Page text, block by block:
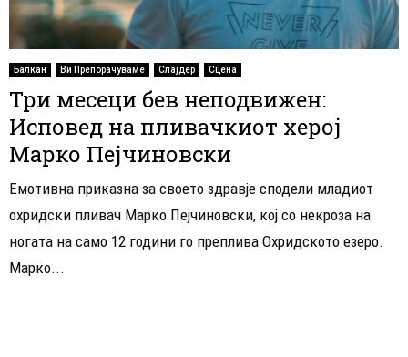
Балкан Ви Препорачуваме Слајдер Сцена
Три месеци бев неподвижен:
Исповед на пливачкиот херој
Марко Пејчиновски
Емотивна приказна за своето здравје сподели младиот
охридски пливач Марко Пејчиновски, кој со некроза на
ногата на само 12 години го преплива Охридското езеро.
Марко...